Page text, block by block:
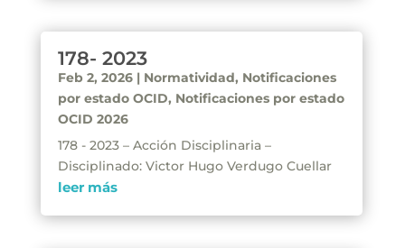
178- 2023
Feb 2, 2026| Normatividad, Notificaciones
por estado OCID, Notificaciones por estado
OCID 2026
178 - 2023 – Acción Disciplinaria –
Disciplinado: Victor Hugo Verdugo Cuellar
leer más